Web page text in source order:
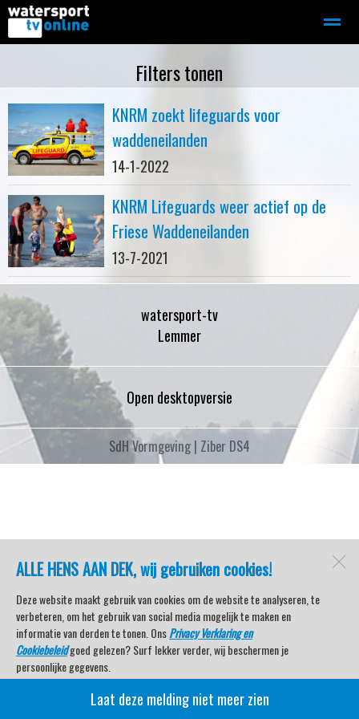
Motorboot-sloep Adverteren
Home
ALLE HENS AAN DEK, wij gebruiken cookies!
Deze website maakt gebruik van cookies om de website te analyseren, te
verbeteren, om het gebruik van social media mogelijk te maken en
informatie van derden te tonen. OnsPrivacy Verklaring en
Cookiebeleidgoed gelezen? Surf lekker verder, wij beschermen je
persoonlijke gegevens.
Veel kijkplezier met Watersport TV Beleving & Nieuws!
Laat deze melding niet meer zien
Filters tonen
KNRM zoekt lifeguards voor
waddeneilanden
14-1-2022
KNRM Lifeguards weer actief op de
Friese Waddeneilanden
13-7-2021
watersport-tv
Lemmer
Open desktopversie
SdH Vormgeving | Ziber DS4